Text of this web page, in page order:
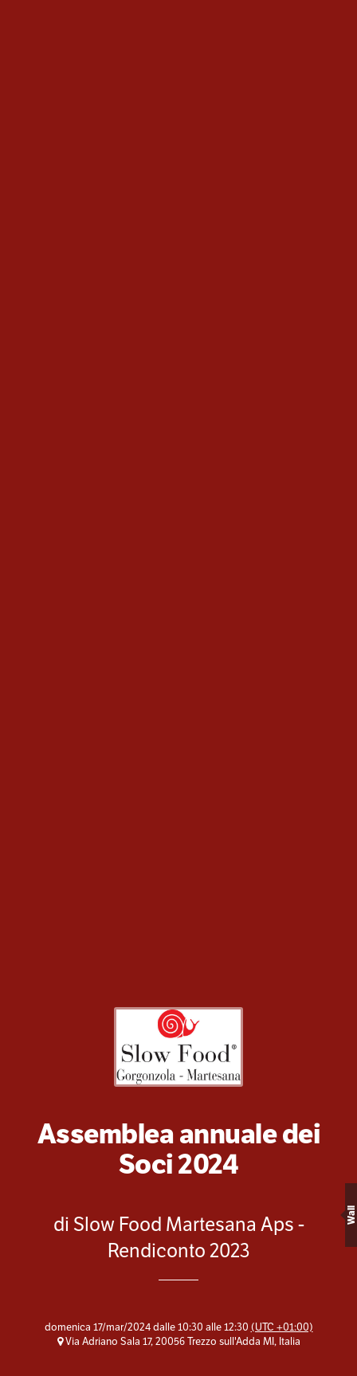
Assemblea annuale dei
Soci 2024
di Slow Food Martesana Aps -
Rendiconto 2023
domenica 17/mar/2024 dalle 10:30 alle 12:30 (UTC +01:00)
Via Adriano Sala 17, 20056 Trezzo sull'Adda MI, Italia
Wall